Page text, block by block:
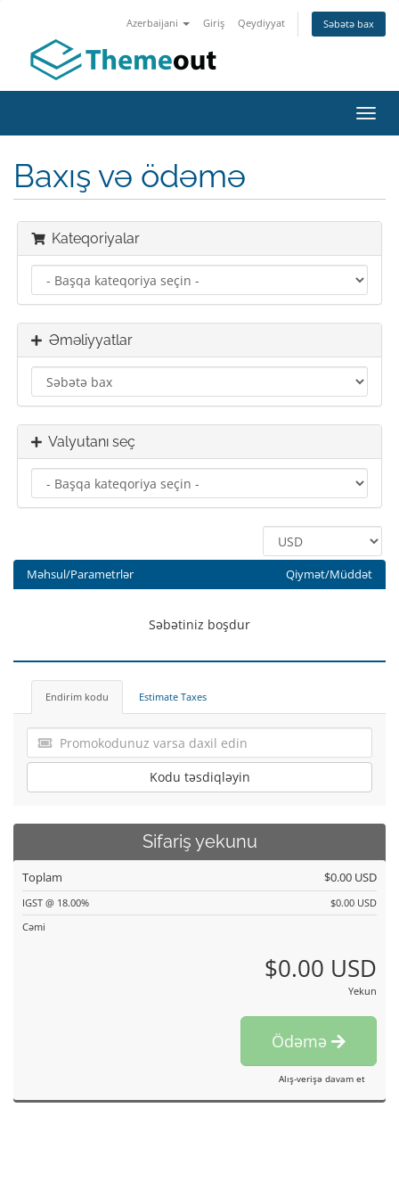
Azerbaijani Giriş Qeydiyyat Səbətə bax
keçid
Baxış və ödəmə
Kateqoriyalar
Əməliyyatlar
Valyutanı seç
Məhsul/Parametrlər Qiymət/Müddət
Səbətiniz boşdur
Endirim kodu Estimate Taxes
Kodu təsdiqləyin
Sifariş yekunu
Toplam $0.00 USD
IGST @ 18.00%
$0.00 USD
Cəmi
$0.00 USD
Yekun
Ödəmə
Alış-verişə davam et